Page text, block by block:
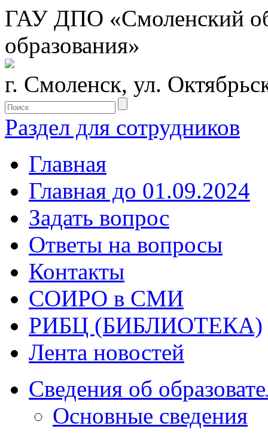
ГАУ ДПО «Смоленский
образования»
г. Смоленск, ул.
Раздел для сотрудников
Главная
Главная до 01.09.2024
Задать вопрос
Ответы на вопросы
Контакты
СОИРО в СМИ
РИБЦ (БИБЛИОТЕКА)
Лента новостей
Сведения об
Основные сведения